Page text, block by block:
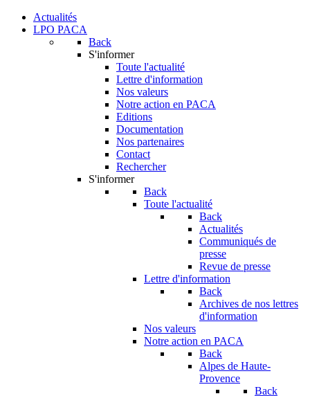
Actualités
LPO PACA
Back
S'informer
Toute l'actualité
Lettre d'information
Nos valeurs
Notre action en PACA
Editions
Documentation
Nos partenaires
Contact
Rechercher
S'informer
Back
Toute l'actualité
Back
Actualités
Communiqués de
presse
Revue de presse
Lettre d'information
Back
Archives de nos lettres
d'information
Nos valeurs
Notre action en PACA
Back
Alpes de Haute-
Provence
Back